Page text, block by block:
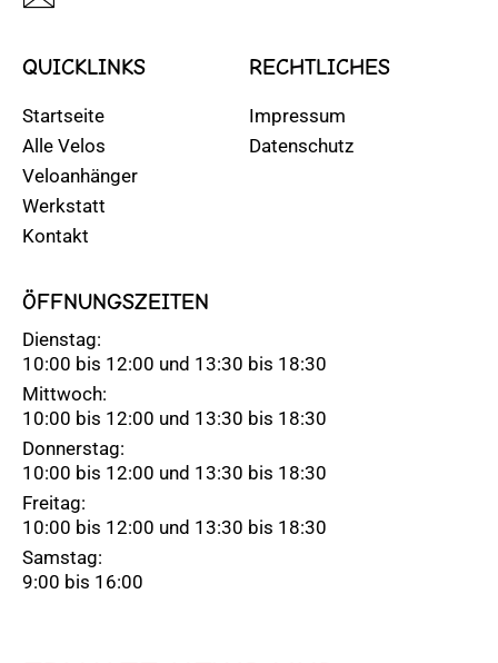
QUICKLINKS
Startseite
Alle Velos
Veloanhänger
Werkstatt
Kontakt
RECHTLICHES
Impressum
Datenschutz
ÖFFNUNGSZEITEN
Dienstag:
10:00 bis 12:00 und 13:30 bis 18:30
Mittwoch:
10:00 bis 12:00 und 13:30 bis 18:30
Donnerstag:
10:00 bis 12:00 und 13:30 bis 18:30
Freitag:
10:00 bis 12:00 und 13:30 bis 18:30
Samstag:
9:00 bis 16:00